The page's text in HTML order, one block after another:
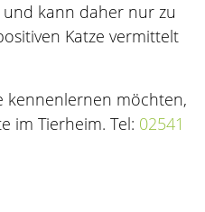
und kann daher nur zu
Katze vermittelt
kennenlernen möchten,
im Tierheim. Tel: 02541